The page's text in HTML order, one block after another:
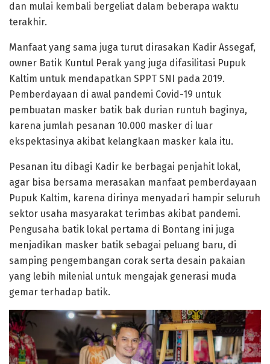
dan mulai kembali bergeliat dalam beberapa waktu
terakhir.
Manfaat yang sama juga turut dirasakan Kadir Assegaf,
owner Batik Kuntul Perak yang juga difasilitasi Pupuk
Kaltim untuk mendapatkan SPPT SNI pada 2019.
Pemberdayaan di awal pandemi Covid-19 untuk
pembuatan masker batik bak durian runtuh baginya,
karena jumlah pesanan 10.000 masker di luar
ekspektasinya akibat kelangkaan masker kala itu.
Pesanan itu dibagi Kadir ke berbagai penjahit lokal,
agar bisa bersama merasakan manfaat pemberdayaan
Pupuk Kaltim, karena dirinya menyadari hampir seluruh
sektor usaha masyarakat terimbas akibat pandemi.
Pengusaha batik lokal pertama di Bontang ini juga
menjadikan masker batik sebagai peluang baru, di
samping pengembangan corak serta desain pakaian
yang lebih milenial untuk mengajak generasi muda
gemar terhadap batik.